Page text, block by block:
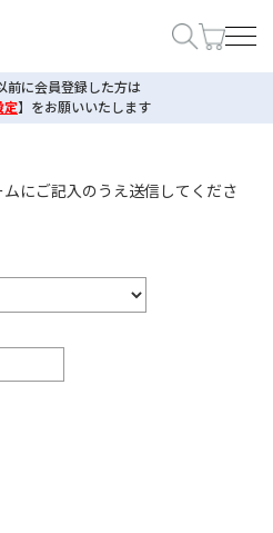
前に会員登録した方は
定】 をお願いいたします
にご記入のうえ送信してくださ